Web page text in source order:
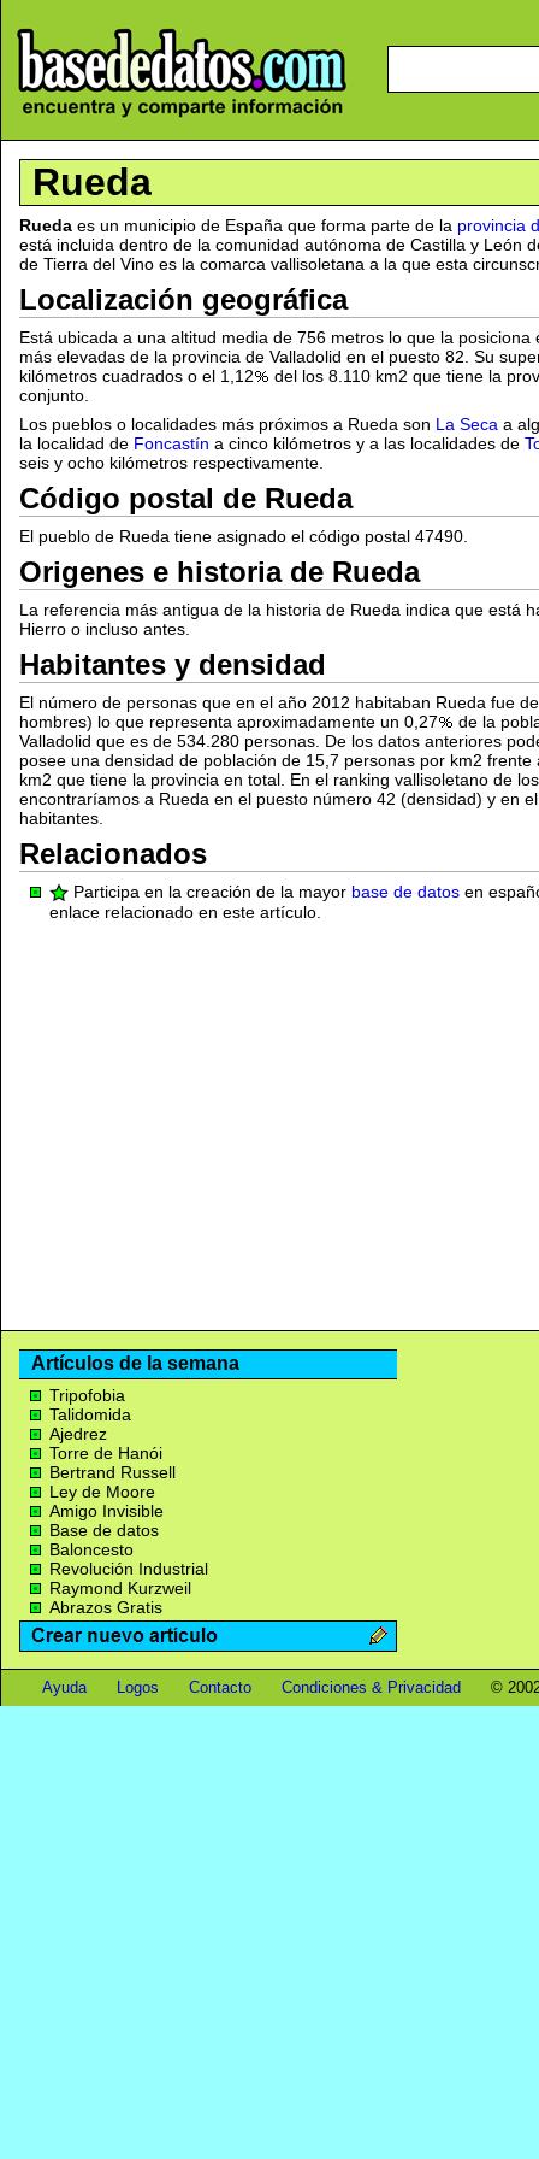
Rueda
Rueda es un municipio de España que forma parte de la provincia
está incluida dentro de la comunidad autónoma de Castilla y León
de Tierra del Vino es la comarca vallisoletana a la que esta
Localización geográfica
Está ubicada a una altitud media de 756 metros lo que la
más elevadas de la provincia de Valladolid en el puesto 82. Su
kilómetros cuadrados o el 1,12
del los 8.110 km2 que tiene la
conjunto.
Los pueblos o localidades más próximos a Rueda son La Seca a
la localidad de Foncastín a cinco kilómetros y a las localidades de
seis y ocho kilómetros respectivamente.
Código postal de Rueda
El pueblo de Rueda tiene asignado el código postal 47490.
Origenes e historia de Rueda
La referencia más antigua de la historia de Rueda indica que está
Hierro o incluso antes.
Habitantes y densidad
El número de personas que en el año 2012 habitaban Rueda fue
hombres) lo que representa aproximadamente un 0,27
de la
Valladolid que es de 534.280 personas. De los datos anteriores
posee una densidad de población de 15,7 personas por km2
km2 que tiene la provincia en total. En el ranking vallisoletano de
encontraríamos a Rueda en el puesto número 42 (densidad) y en
habitantes.
Relacionados
Participa en la creación de la mayor base de datos en
enlace relacionado en este artículo.
Artículos de la semana
Tripofobia
Talidomida
Ajedrez
Torre de Hanói
Bertrand Russell
Ley de Moore
Amigo Invisible
Base de datos
Baloncesto
Revolución Industrial
Raymond Kurzweil
Abrazos Gratis
Ayuda Logos Contacto Condiciones & Privacidad ©